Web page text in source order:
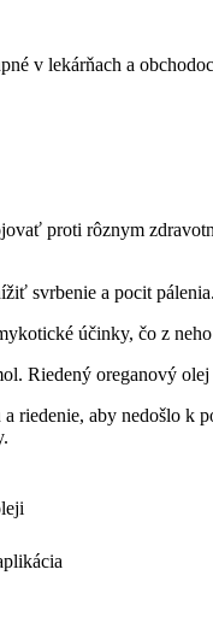
v lekárňach a
proti rôznym
svrbenie a pocit
účinky, čo z
Riedený oreganový
riedenie, aby nedošlo